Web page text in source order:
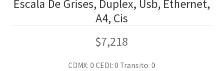
Escala De Grises, Duplex, Usb, Ethernet,
A4, Cis
$7,218
CDMX: 0 CEDI: 0 Transito: 0